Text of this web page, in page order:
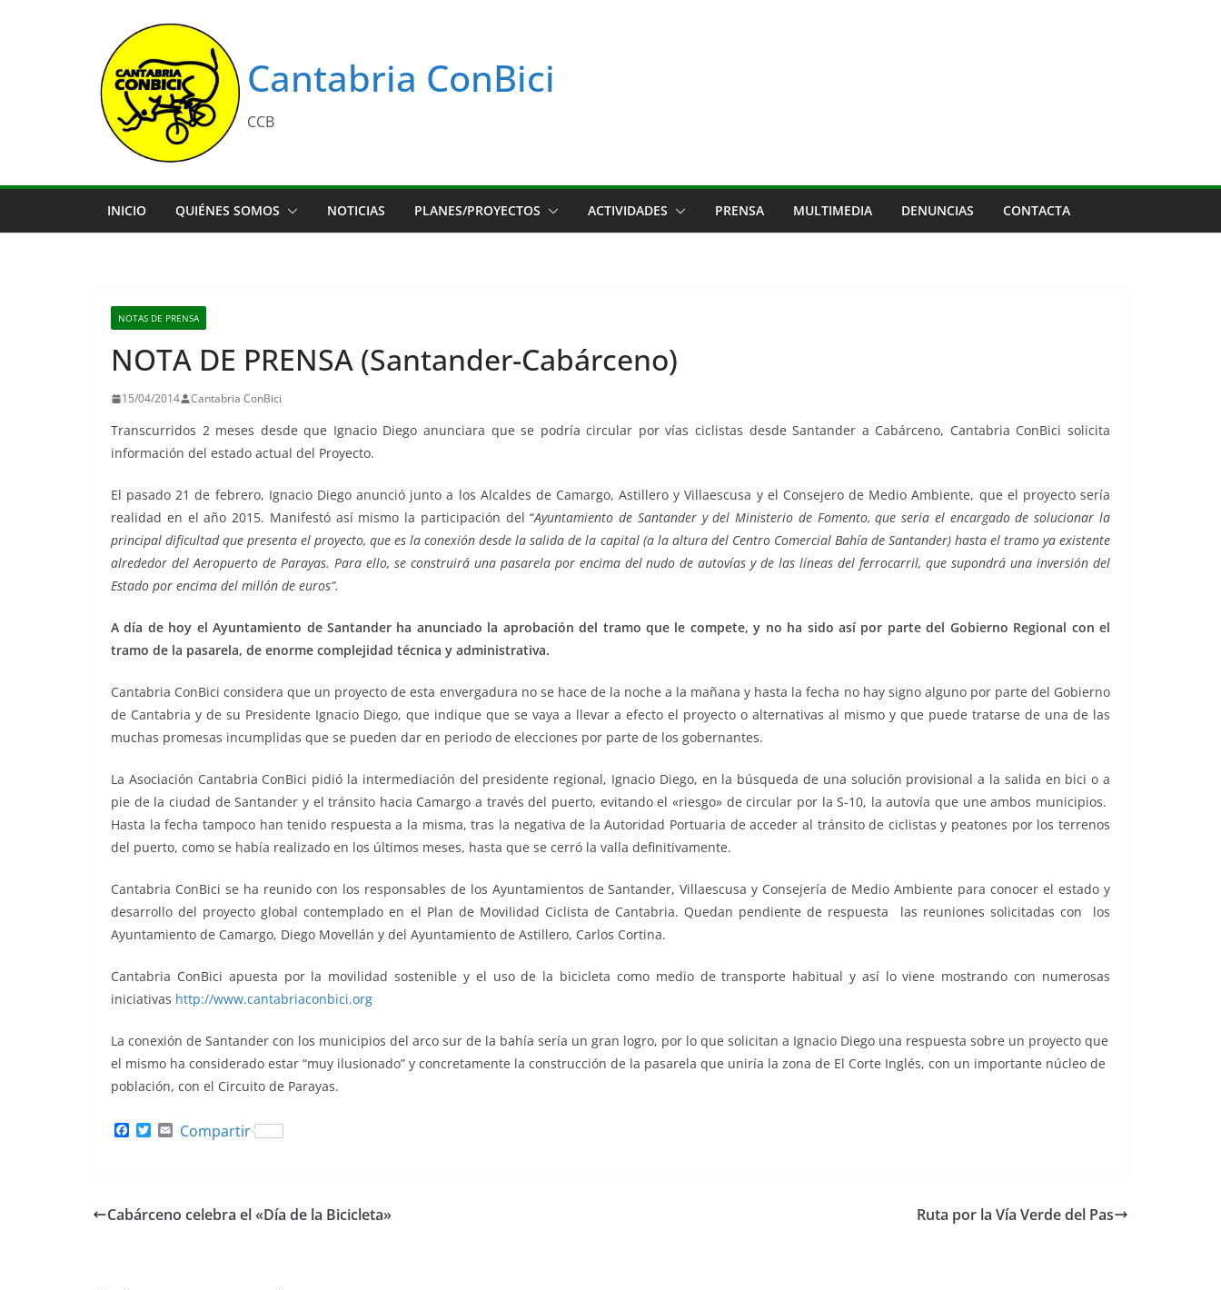
Cantabria ConBici
CCB
INICIO QUIÉNES SOMOS NOTICIAS PLANES/PROYECTOS ACTIVIDADES PRENSA MULTIMEDIA DENUNCIAS CONTACTA
NOTAS DE PRENSA
NOTA DE PRENSA (Santander-Cabárceno)
15/04/2014 Cantabria ConBici
Transcurridos 2 meses desde que Ignacio Diego anunciara que se podría circular por vías ciclistas desde Santander a Cabárceno, Cantabria ConBici solicita
información del estado actual del Proyecto.
El pasado 21 de febrero, Ignacio Diego anunció junto a los Alcaldes de Camargo, Astillero y Villaescusa y el Consejero de Medio Ambiente, que el proyecto sería
realidad en el año 2015. Manifestó así mismo la participación del “Ayuntamiento de Santander y del Ministerio de Fomento, que seria el encargado de solucionar la
principal dificultad que presenta el proyecto, que es la conexión desde la salida de la capital (a la altura del Centro Comercial Bahía de Santander) hasta el tramo ya existente
alrededor del Aeropuerto de Parayas. Para ello, se construirá una pasarela por encima del nudo de autovías y de las líneas del ferrocarril, que supondrá una inversión del
Estado por encima del millón de euros”.
A día de hoy el Ayuntamiento de Santander ha anunciado la aprobación del tramo que le compete, y no ha sido así por parte del Gobierno Regional con el
tramo de la pasarela, de enorme complejidad técnica y administrativa.
Cantabria ConBici considera que un proyecto de esta envergadura no se hace de la noche a la mañana y hasta la fecha no hay signo alguno por parte del Gobierno
de Cantabria y de su Presidente Ignacio Diego, que indique que se vaya a llevar a efecto el proyecto o alternativas al mismo y que puede tratarse de una de las
muchas promesas incumplidas que se pueden dar en periodo de elecciones por parte de los gobernantes.
La Asociación Cantabria ConBici pidió la intermediación del presidente regional, Ignacio Diego, en la búsqueda de una solución provisional a la salida en bici o a
pie de la ciudad de Santander y el tránsito hacia Camargo a través del puerto, evitando el «riesgo» de circular por la S-10, la autovía que une ambos municipios.
Hasta la fecha tampoco han tenido respuesta a la misma, tras la negativa de la Autoridad Portuaria de acceder al tránsito de ciclistas y peatones por los terrenos
del puerto, como se había realizado en los últimos meses, hasta que se cerró la valla definitivamente.
Cantabria ConBici se ha reunido con los responsables de los Ayuntamientos de Santander, Villaescusa y Consejería de Medio Ambiente para conocer el estado y
desarrollo del proyecto global contemplado en el Plan de Movilidad Ciclista de Cantabria. Quedan pendiente de respuesta las reuniones solicitadas con los
Ayuntamiento de Camargo, Diego Movellán y del Ayuntamiento de Astillero, Carlos Cortina.
Cantabria ConBici apuesta por la movilidad sostenible y el uso de la bicicleta como medio de transporte habitual y así lo viene mostrando con numerosas
iniciativas http://www.cantabriaconbici.org
La conexión de Santander con los municipios del arco sur de la bahía sería un gran logro, por lo que solicitan a Ignacio Diego una respuesta sobre un proyecto que
el mismo ha considerado estar “muy ilusionado” y concretamente la construcción de la pasarela que uniría la zona de El Corte Inglés, con un importante núcleo de
población, con el Circuito de Parayas.
o
T
r
Compartir
Cabárceno celebra el «Día de la Bicicleta» Ruta por la Vía Verde del Pas